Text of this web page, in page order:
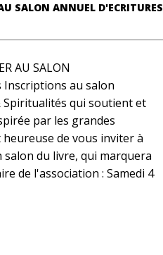
SALON ANNUEL D'ECRITURES
AU SALON
Inscriptions au salon
qui soutient et
par les grandes
de vous inviter à
du livre, qui marquera
de l'association : Samedi 4